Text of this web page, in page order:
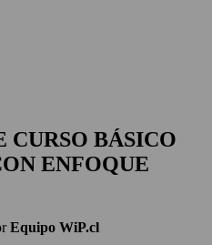
CURSO BÁSICO
ENFOQUE
Equipo WiP.cl